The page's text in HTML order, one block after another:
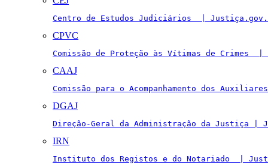
Centro de Estudos Judiciários  |
CPVC
Comissão de Proteção às Vítimas de Crimes
CAAJ
Comissão para o Acompanhamento dos
DGAJ
Direção-Geral da Administração da Justiça |
IRN
Instituto dos Registos e do Notariado  |